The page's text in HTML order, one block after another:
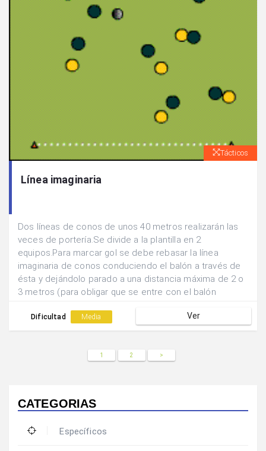
Tácticos
Línea imaginaria
Dos líneas de conos de unos 40 metros realizarán las
veces de portería.Se divide a la plantilla en 2
equipos.Para marcar gol se debe rebasar la línea
imaginaria de conos conduciendo el balón a través de
ésta y dejándolo parado a una distancia máxima de 2 o
3 metros (para obligar que se entre con el balón
Dificultad Media Ver
1 2 >
CATEGORIAS
Específicos